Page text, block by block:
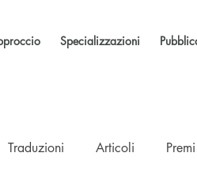
Specializzazioni
Traduzioni Articoli